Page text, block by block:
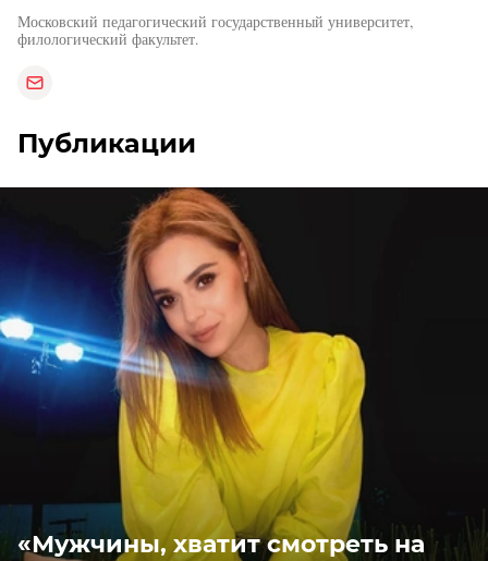
Московский педагогический государственный университет,
филологический факультет.
Публикации
«Мужчины, хватит смотреть на